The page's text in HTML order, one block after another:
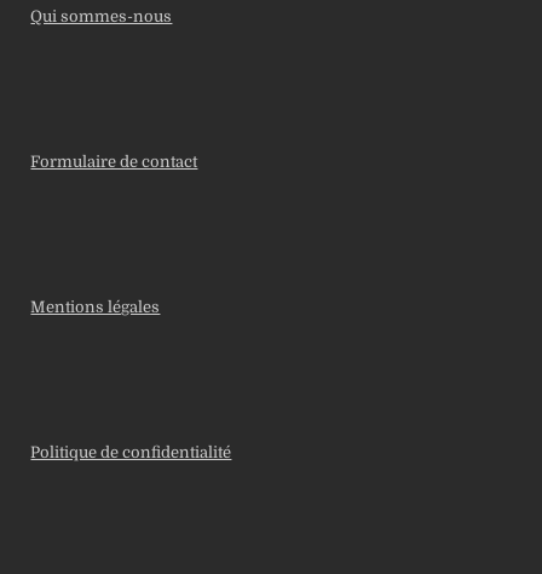
Qui sommes-nous
Formulaire de contact
Mentions légales
Politique de confidentialité